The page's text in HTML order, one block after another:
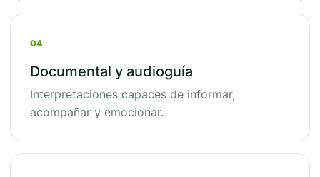
04
Documental y audioguía
Interpretaciones capaces de informar,
acompañar y emocionar.